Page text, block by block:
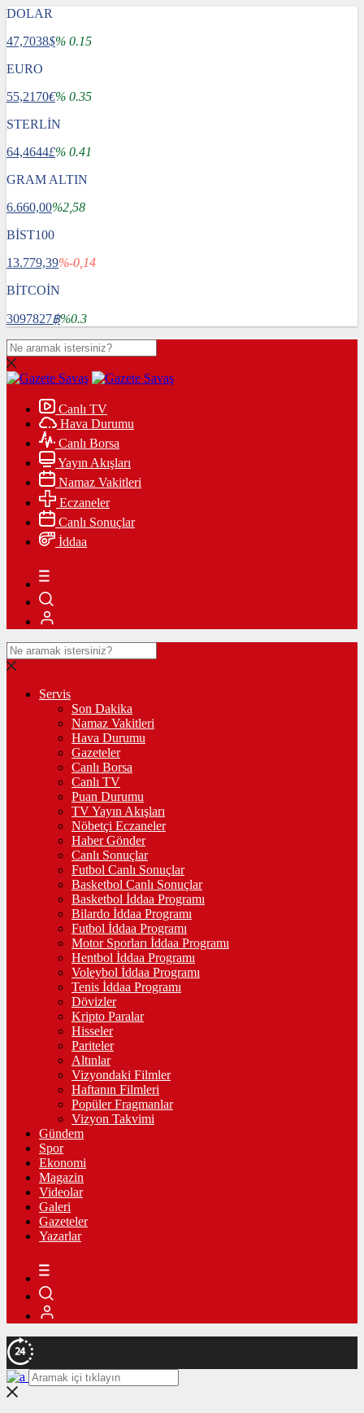
DOLAR
47,7038$% 0.15
EURO
55,2170€% 0.35
STERLİN
64,4644£% 0.41
GRAM ALTIN
6.660,00%2,58
BİST100
13.779,39%-0,14
BİTCOİN
3097827฿%0.3
Canlı TV
Hava Durumu
Canlı Borsa
Yayın Akışları
Namaz Vakitleri
Eczaneler
Canlı Sonuçlar
İddaa
Servis
Son Dakika
Namaz Vakitleri
Hava Durumu
Gazeteler
Canlı Borsa
Canlı TV
Puan Durumu
TV Yayın Akışları
Nöbetçi Eczaneler
Haber Gönder
Canlı Sonuçlar
Futbol Canlı Sonuçlar
Basketbol Canlı Sonuçlar
Basketbol İddaa Programı
Bilardo İddaa Programı
Futbol İddaa Programı
Motor Sporları İddaa Programı
Hentbol İddaa Programı
Voleybol İddaa Programı
Tenis İddaa Programı
Dövizler
Kripto Paralar
Hisseler
Pariteler
Altınlar
Vizyondaki Filmler
Haftanın Filmleri
Popüler Fragmanlar
Vizyon Takvimi
Gündem
Spor
Ekonomi
Magazin
Videolar
Galeri
Gazeteler
Yazarlar